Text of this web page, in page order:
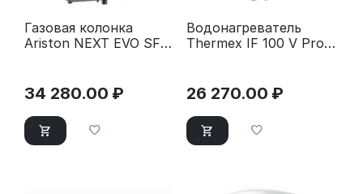
Газовая колонка
Ariston NEXT EVO SFT
34 280.00 ₽
Водонагреватель
Thermex IF 100 V Pro
26 270.00 ₽